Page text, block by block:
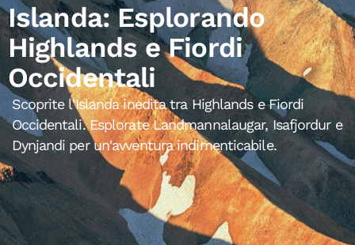
Islanda: Esplorando
Highlands e Fiordi
Occidentali
Scoprite l'Islanda inedita tra Highlands e Fiordi
Occidentali. Esplorate Landmannalaugar, Isafjordur e
Dynjandi per un'avventura indimenticabile.